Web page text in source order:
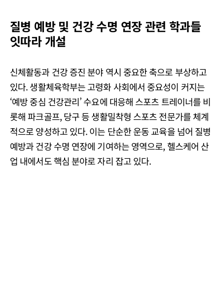
질병 예방 및 건강 수명 연장 관련 학과들
잇따라 개설
신체활동과 건강 증진 분야 역시 중요한 축으로 부상하고
있다. 생활체육학부는 고령화 사회에서 중요성이 커지는
‘예방 중심 건강관리’ 수요에 대응해 스포츠 트레이너를 비
롯해 파크골프, 당구 등 생활밀착형 스포츠 전문가를 체계
적으로 양성하고 있다. 이는 단순한 운동 교육을 넘어 질병
예방과 건강 수명 연장에 기여하는 영역으로, 헬스케어 산
업 내에서도 핵심 분야로 자리 잡고 있다.